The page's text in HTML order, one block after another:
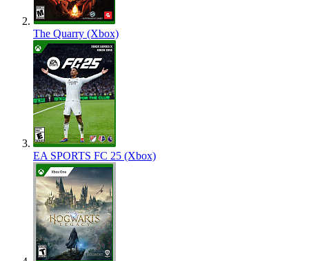
The Quarry (Xbox)
EA SPORTS FC 25 (Xbox)